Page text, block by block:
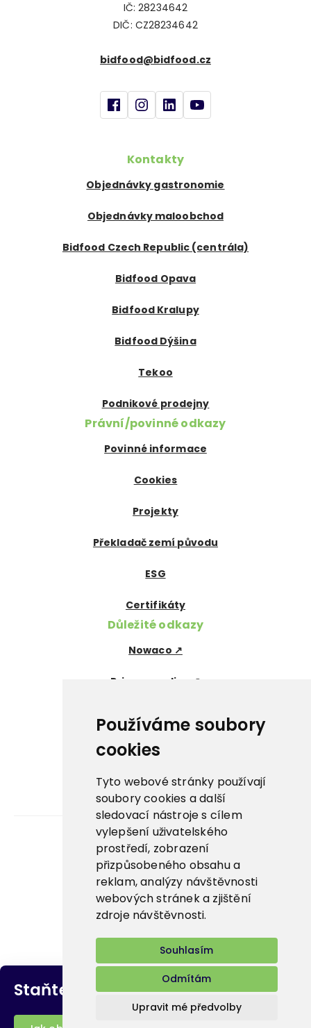
Používáme soubory
cookies
Tyto webové stránky používají
soubory cookies a další
sledovací nástroje s cílem
vylepšení uživatelského
prostředí, zobrazení
přizpůsobeného obsahu a
reklam, analýzy návštěvnosti
webových stránek a zjištění
zdroje návštěvnosti.
Souhlasím
Odmítám
Upravit mé předvolby
IČ: 28234642
DIČ: CZ28234642
bidfood@bidfood.cz
Kontakty
Objednávky gastronomie
Objednávky maloobchod
Bidfood Czech Republic (centrála)
Bidfood Opava
Bidfood Kralupy
Bidfood Dýšina
Tekoo
Podnikové prodejny
Právní/povinné odkazy
Povinné informace
Cookies
Projekty
Překladač zemí původu
ESG
Certifikáty
Důležité odkazy
Nowaco ↗
Prima zmrzlina ↗
Pegas Premium ↗
La Panna ↗
Nowaco market ↗
Banquet sous-vide ↗
Kariéra
Aplikace
E-shop
Staňte se našímzákazníkem